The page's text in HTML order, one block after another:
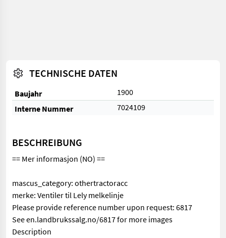
TECHNISCHE DATEN
Baujahr
1900
Interne Nummer
7024109
BESCHREIBUNG
== Mer informasjon (NO) ==
mascus_category: othertractoracc
merke: Ventiler til Lely melkelinje
Please provide reference number upon request: 6817
See en.landbrukssalg.no/6817 for more images
Description